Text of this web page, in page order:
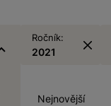
Ročník:
2021
Nejnovější